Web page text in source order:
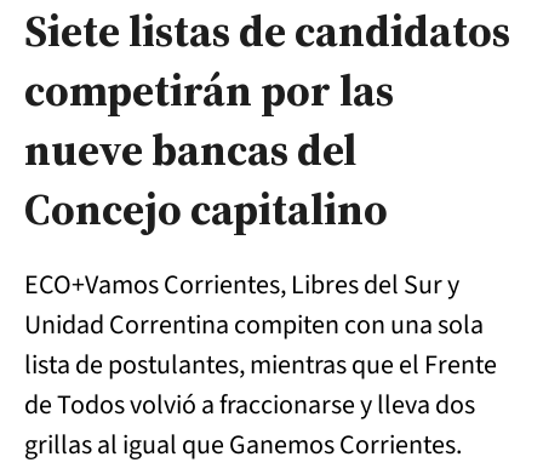
Siete listas de candidatos
competirán por las
nueve bancas del
Concejo capitalino
ECO+Vamos Corrientes, Libres del Sur y
Unidad Correntina compiten con una sola
lista de postulantes, mientras que el Frente
de Todos volvió a fraccionarse y lleva dos
grillas al igual que Ganemos Corrientes.